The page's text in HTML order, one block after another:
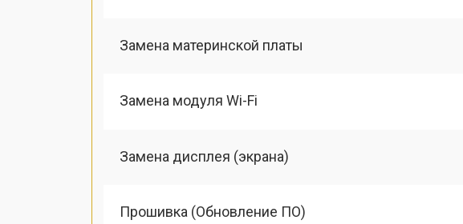
Замена материнской платы
Замена модуля Wi-Fi
Замена дисплея (экрана)
Прошивка (Обновление ПО)